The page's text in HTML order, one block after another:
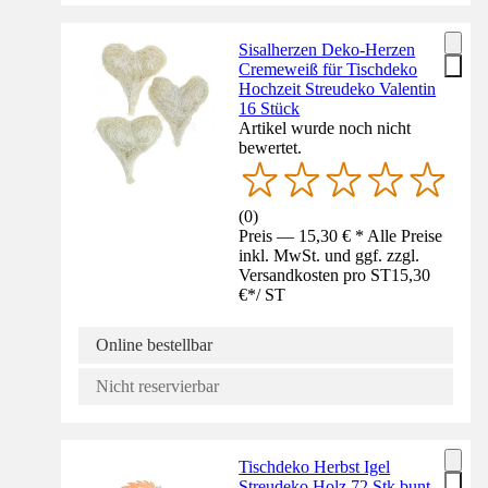
Sisalherzen Deko-Herzen
Cremeweiß für Tischdeko
Hochzeit Streudeko Valentin
16 Stück
Artikel wurde noch nicht
bewertet.
(0)
Preis — 15,30 € * Alle Preise
inkl. MwSt. und ggf. zzgl.
Versandkosten pro ST15,30
€*/ ST
Online bestellbar
Nicht reservierbar
Tischdeko Herbst Igel